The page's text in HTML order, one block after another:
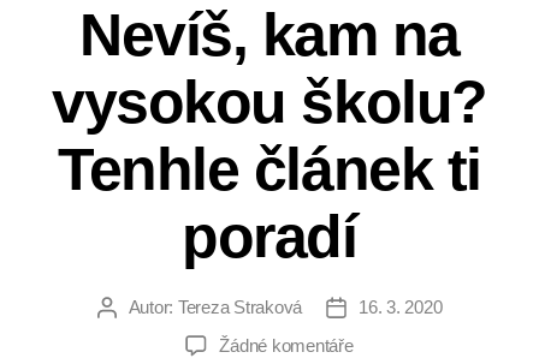
Nevíš, kam na
vysokou školu?
Tenhle článek ti
poradí
AutorAutor: Tereza Straková
Datum
příspěvku
16. 3. 2020
Žádné komentářeu